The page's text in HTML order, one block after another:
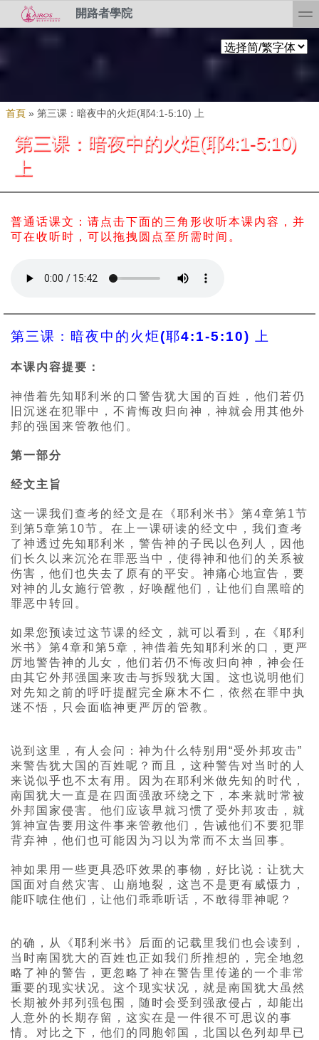
移至主內容
Skip to search
開路者學院
您在這裡
首頁 »第三课：暗夜中的火炬(耶4:1-5:10) 上
第三课：暗夜中的火炬(耶4:1-5:10)
上
普通话课文：请点击下面的三角形收听本课内容，并
可在收听时，可以拖拽圆点至所需时间。
第三课：暗夜中的火炬(耶4:1-5:10) 上
本课内容提要：
神借着先知耶利米的口警告犹大国的百姓，他们若仍
旧沉迷在犯罪中，不肯悔改归向神，神就会用其他外
邦的强国来管教他们。
第一部分
经文主旨
这一课我们查考的经文是在《耶利米书》第4章第1节
到第5章第10节。在上一课研读的经文中，我们查考
了神透过先知耶利米，警告神的子民以色列人，因他
们长久以来沉沦在罪恶当中，使得神和他们的关系被
伤害，他们也失去了原有的平安。神痛心地宣告，要
对神的儿女施行管教，好唤醒他们，让他们自黑暗的
罪恶中转回。
如果您预读过这节课的经文，就可以看到，在《耶利
米书》第4章和第5章，神借着先知耶利米的口，更严
厉地警告神的儿女，他们若仍不悔改归向神，神会任
由其它外邦强国来攻击与拆毁犹大国。这也说明他们
对先知之前的呼吁提醒完全麻木不仁，依然在罪中执
迷不悟，只会面临神更严厉的管教。
说到这里，有人会问：神为什么特别用“受外邦攻击”
来警告犹大国的百姓呢？而且，这种警告对当时的人
来说似乎也不太有用。因为在耶利米做先知的时代，
南国犹大一直是在四面强敌环绕之下，本来就时常被
外邦国家侵害。他们应该早就习惯了受外邦攻击，就
算神宣告要用这件事来管教他们，告诫他们不要犯罪
背弃神，他们也可能因为习以为常而不太当回事。
神如果用一些更具恐吓效果的事物，好比说：让犹大
国面对自然灾害、山崩地裂，这岂不是更有威慑力，
能吓唬住他们，让他们乖乖听话，不敢得罪神呢？
的确，从《耶利米书》后面的记载里我们也会读到，
当时南国犹大的百姓也正如我们所推想的，完全地忽
略了神的警告，更忽略了神在警告里传递的一个非常
重要的现实状况。这个现实状况，就是南国犹大虽然
长期被外邦列强包围，随时会受到强敌侵占，却能出
人意外的长期存留，这实在是一件很不可思议的事
情。对比之下，他们的同胞邻国，北国以色列却早已